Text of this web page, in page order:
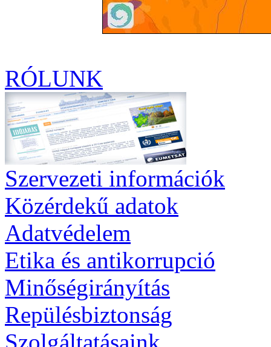
RÓLUNK
Szervezeti információk
Közérdekű adatok
Adatvédelem
Etika és antikorrupció
Minőségirányítás
Repülésbiztonság
Szolgáltatásaink